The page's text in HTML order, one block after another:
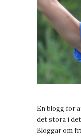
En blogg för
det stora i det
Bloggar om